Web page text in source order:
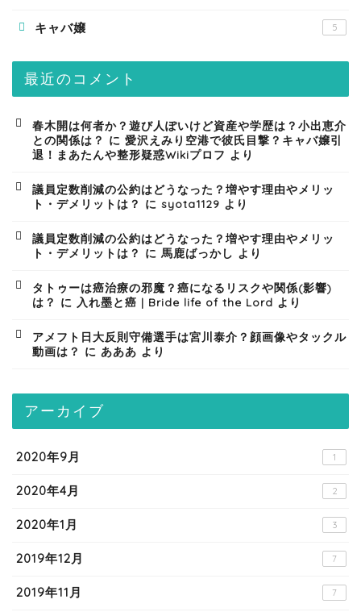
キャバ嬢 5
最近のコメント
春木開は何者か？遊び人ぽいけど資産や学歴は？小出恵介
との関係は？ に 愛沢えみり空港で彼氏目撃？キャバ嬢引
退！まあたんや整形疑惑Wikiプロフ より
議員定数削減の公約はどうなった？増やす理由やメリッ
ト・デメリットは？ に syota1129 より
議員定数削減の公約はどうなった？増やす理由やメリッ
ト・デメリットは？ に 馬鹿ばっかし より
タトゥーは癌治療の邪魔？癌になるリスクや関係(影響)
は？ に 入れ墨と癌 | Bride life of the Lord より
アメフト日大反則守備選手は宮川泰介？顔画像やタックル
動画は？ に あああ より
アーカイブ
2020年9月 1
2020年4月 2
2020年1月 3
2019年12月 7
2019年11月 7